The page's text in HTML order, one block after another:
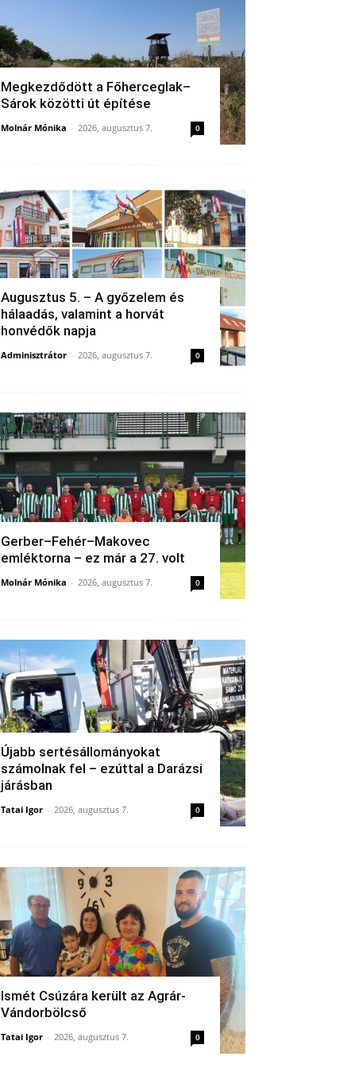
Megkezdődött a Főherceglak–
Sárok közötti út építése
Molnár Mónika - 2026, augusztus 7. 0
Augusztus 5. – A győzelem és
hálaadás, valamint a horvát
honvédők napja
Adminisztrátor - 2026, augusztus 7. 0
Gerber–Fehér–Makovec
emléktorna – ez már a 27. volt
Molnár Mónika - 2026, augusztus 7. 0
Újabb sertésállományokat
számolnak fel – ezúttal a Darázsi
járásban
Tatai Igor - 2026, augusztus 7. 0
Ismét Csúzára került az Agrár-
Vándorbölcső
Tatai Igor - 2026, augusztus 7. 0